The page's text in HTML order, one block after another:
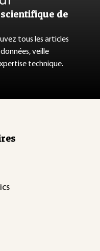
de
tous les articles
veille
technique.